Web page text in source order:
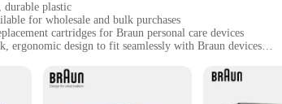
plastic
for wholesale and bulk purchases
cartridges for Braun personal care devices
ergonomic design to fit seamlessly with Braun devices
Delivers a smooth, close shave with each use
as a set, ensuring a complete replacement solution